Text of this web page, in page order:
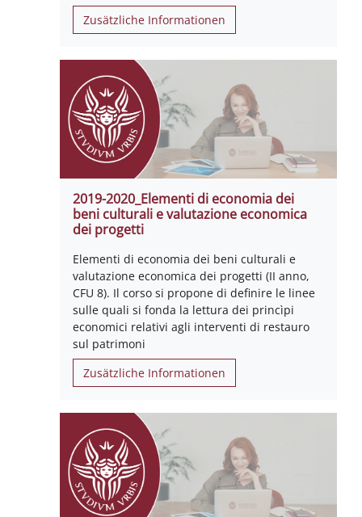
Zusätzliche Informationen
2019-2020_Elementi di economia dei
beni culturali e valutazione economica
dei progetti
Elementi di economia dei beni culturali e
valutazione economica dei progetti (II anno,
CFU 8). Il corso si propone di definire le linee
sulle quali si fonda la lettura dei princìpi
economici relativi agli interventi di restauro
sul patrimoni
Zusätzliche Informationen